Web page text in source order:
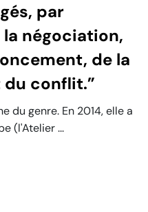
par
la négociation,
de la
conflit.”
du genre. En 2014, elle a
(l'Atelier ...